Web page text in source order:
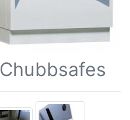
Chubbsafes